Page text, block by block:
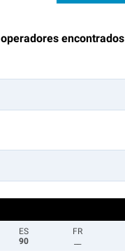
operadores encontrados
ES
90
FR